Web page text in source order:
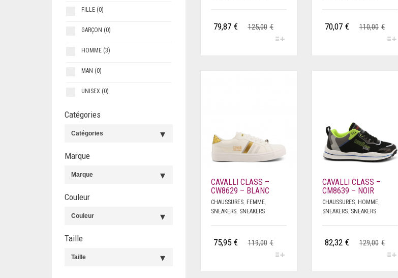
FILLE (0)
GARÇON (0)
HOMME (3)
MAN (0)
UNISEX (0)
Catégories
Marque
Couleur
Taille
125,00 €
79,87 € 110,00 €
70,07 €
CAVALLI CLASS –
CW8629 – BLANC
CHAUSSURES, FEMME,
SNEAKERS, SNEAKERS
119,00 €
75,95 €
CAVALLI CLASS –
CM8639 – NOIR
CHAUSSURES, HOMME,
SNEAKERS, SNEAKERS
129,00 €
82,32 €